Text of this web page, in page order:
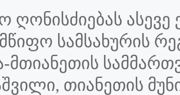
ღონისძიებას
სამსახურის
მთიანეთის
თიანეთის